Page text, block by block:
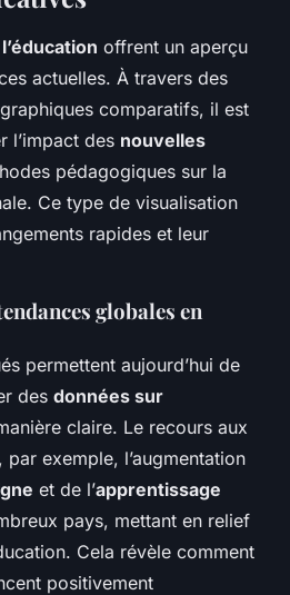
offrent un aperçu
actuelles. À travers des
comparatifs, il est
l’impact des nouvelles
pédagogiques sur la
Ce type de visualisation
rapides et leur
globales en
permettent aujourd’hui de
des données sur
claire. Le recours aux
par exemple, l’augmentation
et de l’apprentissage
pays, mettant en relief
Cela révèle comment
positivement